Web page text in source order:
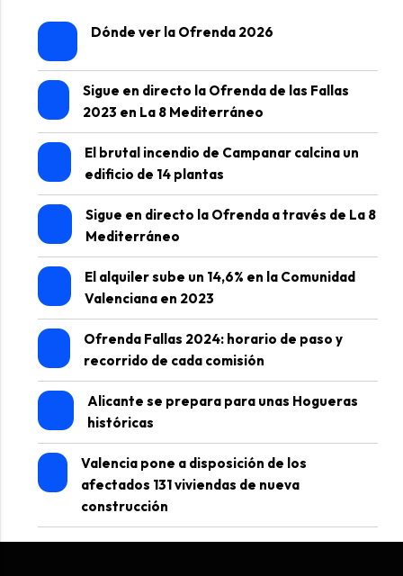
Dónde ver la Ofrenda 2026
Sigue en directo la Ofrenda de las Fallas
2023 en La 8 Mediterráneo
El brutal incendio de Campanar calcina un
edificio de 14 plantas
Sigue en directo la Ofrenda a través de La 8
Mediterráneo
El alquiler sube un 14,6% en la Comunidad
Valenciana en 2023
Ofrenda Fallas 2024: horario de paso y
recorrido de cada comisión
Alicante se prepara para unas Hogueras
históricas
Valencia pone a disposición de los
afectados 131 viviendas de nueva
construcción